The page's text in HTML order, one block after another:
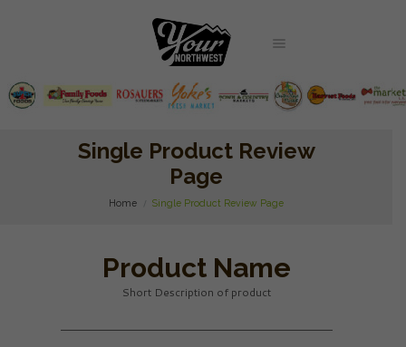
Single Product Review
Page
Home Single Product Review Page
Product Name
Short Description of product